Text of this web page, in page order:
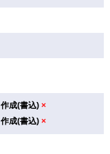
作成(書込) ×
作成(書込) ×